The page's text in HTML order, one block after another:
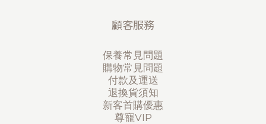
顧客服務
保養常見問題
購物常見問題
付款及運送
退換貨須知
新客首購優惠
尊寵VIP